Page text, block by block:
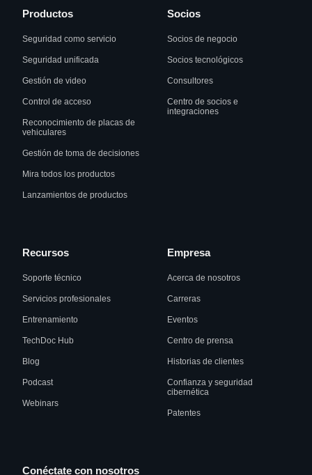
Productos
Seguridad como servicio
Seguridad unificada
Gestión de video
Control de acceso
Reconocimiento de placas de
vehiculares
Gestión de toma de decisiones
Mira todos los productos
Lanzamientos de productos
Socios
Socios de negocio
Socios tecnológicos
Consultores
Centro de socios e
integraciones
Recursos
Soporte técnico
Servicios profesionales
Entrenamiento
TechDoc Hub
Blog
Podcast
Webinars
Empresa
Acerca de nosotros
Carreras
Eventos
Centro de prensa
Historias de clientes
Confianza y seguridad
cibernética
Patentes
Conéctate con nosotros